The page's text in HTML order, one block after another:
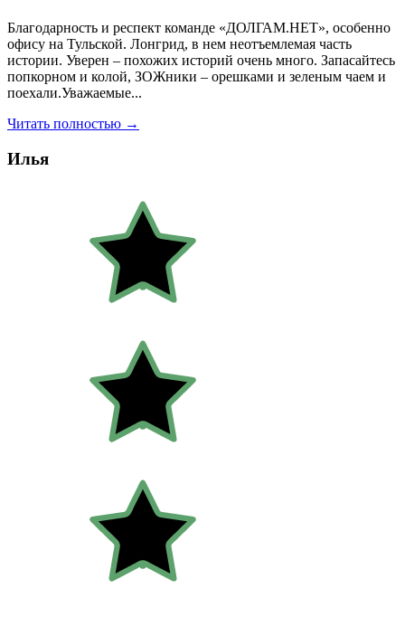
Благодарность и респект команде «ДОЛГАМ.НЕТ», особенно
офису на Тульской. Лонгрид, в нем неотъемлемая часть
истории. Уверен – похожих историй очень много. Запасайтесь
попкорном и колой, ЗОЖники – орешками и зеленым чаем и
поехали.Уважаемые...
Читать полностью →
Илья